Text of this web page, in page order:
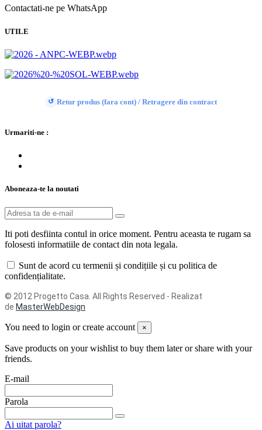
Contactati-ne pe WhatsApp
UTILE
↺ Retur produs (fara cont) / Retragere din contract
Urmariti-ne :
Aboneaza-te la noutati
Iti poti desfiinta contul in orice moment. Pentru aceasta te rugam sa
folosesti informatiile de contact din nota legala.
Sunt de acord cu termenii și condițiile și cu politica de
confidențialitate.
© 2012 Progetto Casa. All Rights Reserved - Realizat
de MasterWebDesign
You need to login or create account ×
Save products on your wishlist to buy them later or share with your
friends.
E-mail
Parola
Ai uitat parola?